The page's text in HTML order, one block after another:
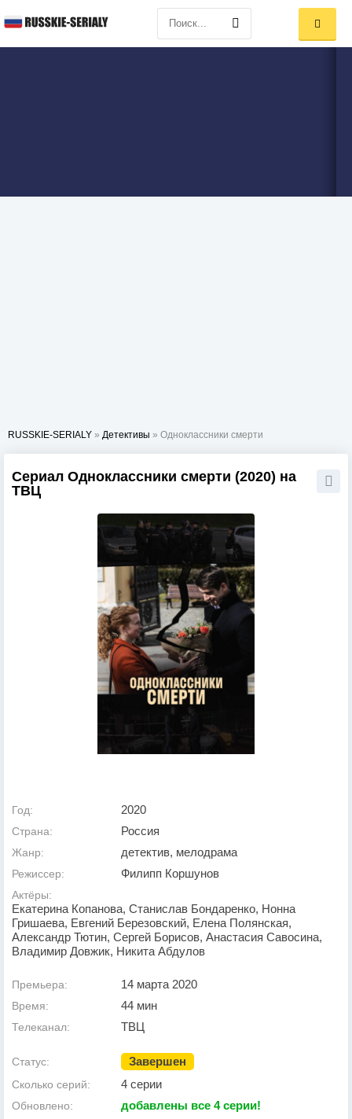
RUSSKIE-SERIALY » Детективы » Одноклассники смерти
Сериал Одноклассники смерти (2020) на
ТВЦ
Год: 2020
Страна: Россия
Жанр: детектив, мелодрама
Режиссер: Филипп Коршунов
Актёры:
Екатерина Копанова, Станислав Бондаренко, Нонна
Гришаева, Евгений Березовский, Елена Полянская,
Александр Тютин, Сергей Борисов, Анастасия Савосина,
Владимир Довжик, Никита Абдулов
Премьера: 14 марта 2020
Время: 44 мин
Телеканал: ТВЦ
Статус: Завершен
Сколько серий: 4 серии
Обновлено: добавлены все 4 серии!